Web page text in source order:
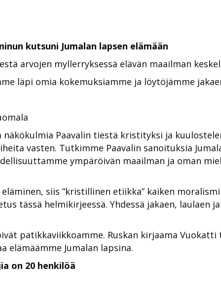
kutsuni Jumalan lapsen elämään
arvojen myllerryksessä elävän maailman
läpi omia kokemuksiamme ja löytöjämme
näkökulmia Paavalin tiestä kristityksi ja
vasten. Tutkimme Paavalin sanoituksia
ympäröivän maailman ja oman
siis ”kristillinen etiikka” kaiken
tässä helmikirjeessä. Yhdessä jakaen, laulaen
patikkaviikkoamme. Ruskan kirjaama Vuokatti
elämäämme Jumalan lapsina.
on 20 henkilöä